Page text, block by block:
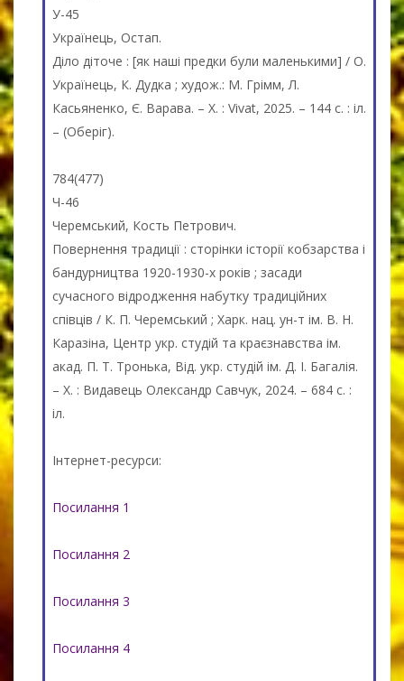
У-45
Українець, Остап.
Діло діточе : [як наші предки були маленькими] / О.
Українець, К. Дудка ; худож.: М. Грімм, Л.
Касьяненко, Є. Варава. – Х. : Vivat, 2025. – 144 с. : іл.
– (Оберіг).
784(477)
Ч-46
Черемський, Кость Петрович.
Повернення традиції : сторінки історії кобзарства і
бандурництва 1920-1930-х років ; засади
сучасного відродження набутку традиційних
співців / К. П. Черемський ; Харк. нац. ун-т ім. В. Н.
Каразіна, Центр укр. студій та краєзнавства ім.
акад. П. Т. Тронька, Від. укр. студій ім. Д. І. Багалія.
– Х. : Видавець Олександр Савчук, 2024. – 684 с. :
іл.
Інтернет-ресурси:
Посилання 1
Посилання 2
Посилання 3
Посилання 4